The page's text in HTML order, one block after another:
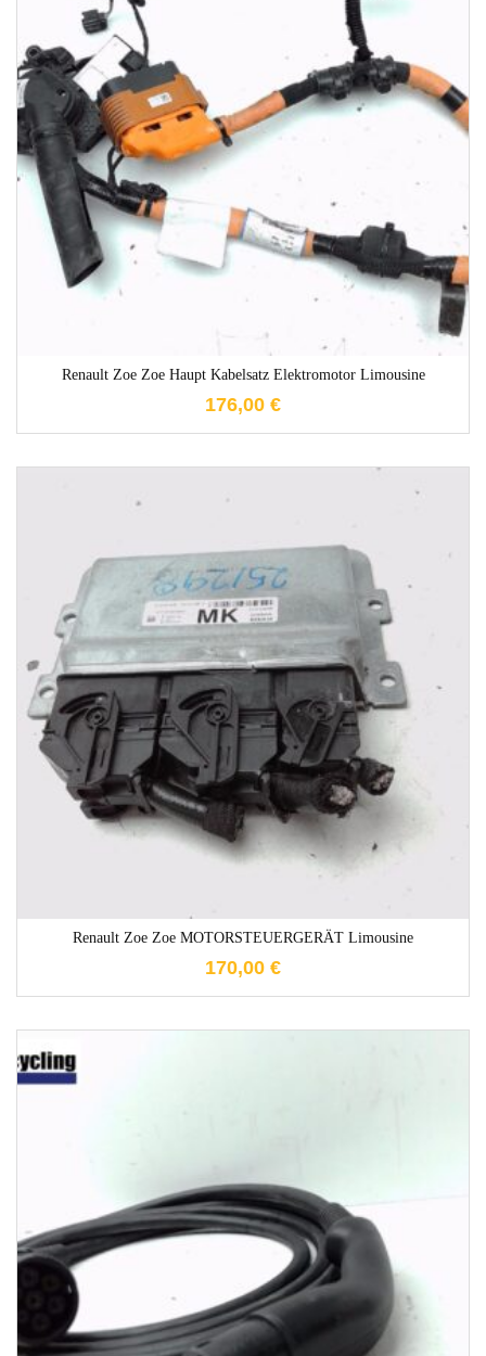
Renault Zoe Zoe Haupt Kabelsatz Elektromotor Limousine
176,00 €
1-3 Werktage
Renault Zoe Zoe MOTORSTEUERGERÄT Limousine
170,00 €
1-3 Werktage
1-3 Werktage